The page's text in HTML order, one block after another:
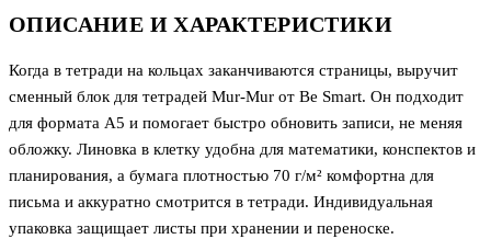
ОПИСАНИЕ И ХАРАКТЕРИСТИКИ
Когда в тетради на кольцах заканчиваются страницы, выручит
сменный блок для тетрадей Mur-Mur от Be Smart. Он подходит
для формата А5 и помогает быстро обновить записи, не меняя
обложку. Линовка в клетку удобна для математики, конспектов и
планирования, а бумага плотностью 70 г/м² комфортна для
письма и аккуратно смотрится в тетради. Индивидуальная
упаковка защищает листы при хранении и переноске.